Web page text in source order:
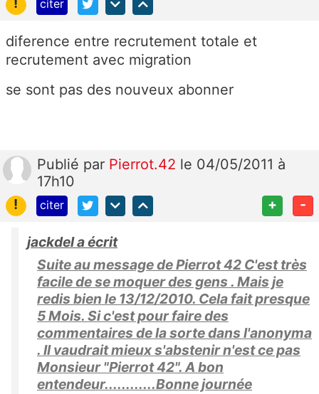
citer
diference entre recrutement totale et
recrutement avec migration
se sont pas des nouveux abonner
Publié par Pierrot.42 le 04/05/2011 à
17h10
!
citer + -
jackdel a écrit
Suite au message de Pierrot 42 C'est très
facile de se moquer des gens . Mais je
redis bien le 13/12/2010. Cela fait presque
5 Mois. Si c'est pour faire des
commentaires de la sorte dans l'anonyma
. Il vaudrait mieux s'abstenir n'est ce pas
Monsieur "Pierrot 42". A bon
entendeur............Bonne journée